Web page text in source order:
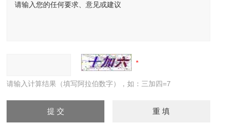
请输入计算结果（填写阿拉伯数字），如：三加四=7